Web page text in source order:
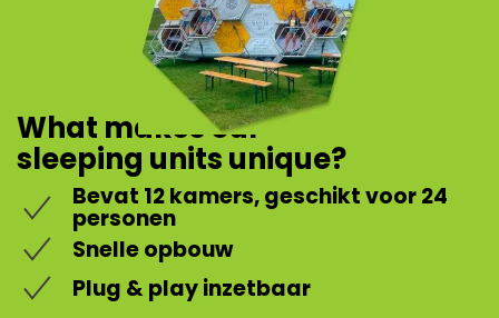
What makes our
sleeping units unique?
Bevat 12 kamers, geschikt voor 24
personen
Snelle opbouw
Plug & play inzetbaar